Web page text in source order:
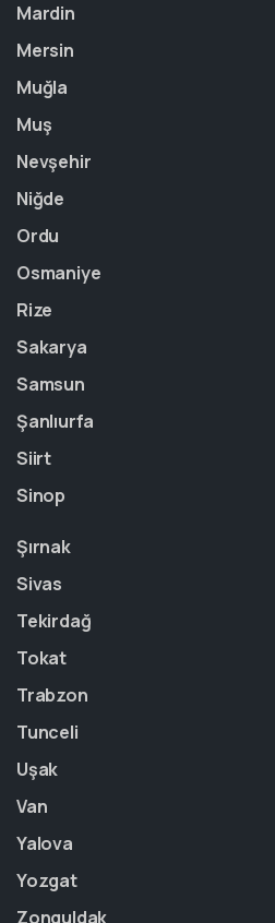
Mardin
Mersin
Muğla
Muş
Nevşehir
Niğde
Ordu
Osmaniye
Rize
Sakarya
Samsun
Şanlıurfa
Siirt
Sinop
Şırnak
Sivas
Tekirdağ
Tokat
Trabzon
Tunceli
Uşak
Van
Yalova
Yozgat
Zonguldak